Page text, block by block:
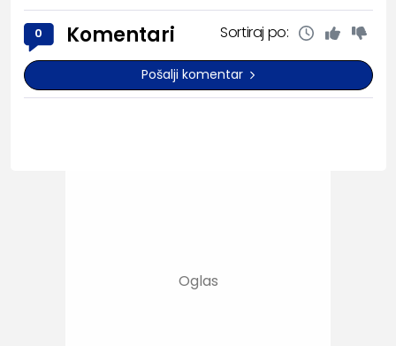
0 Komentari Sortiraj po:
Pošalji komentar